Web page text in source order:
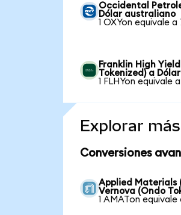
Occidental
Dólar australiano
1 OXYon equivale a
Franklin High
Tokenized) a
1 FLHYon equivale
Explorar
Conversiones
Applied Materials
Vernova (Ondo
1 AMATon